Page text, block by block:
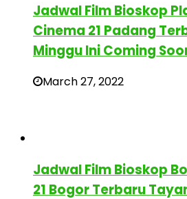
Jadwal Film Bioskop
Cinema 21 Padang
Minggu Ini Coming
March 27, 2022
Jadwal Film Bioskop
21 Bogor Terbaru